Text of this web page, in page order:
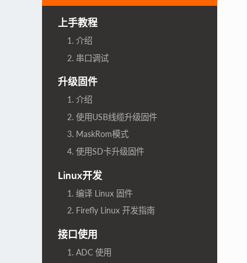
上手教程
1. 介绍
2. 串口调试
升级固件
1. 介绍
2. 使用USB线缆升级固件
3. MaskRom模式
4. 使用SD卡升级固件
Linux开发
1. 编译 Linux 固件
2. Firefly Linux 开发指南
接口使用
1. ADC 使用